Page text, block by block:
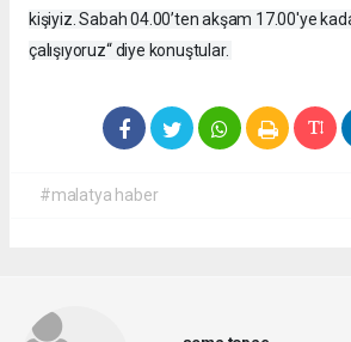
kişiyiz. Sabah 04.00’ten akşam 17.00'ye
çalışıyoruz“ diye konuştular.
#malatya haber